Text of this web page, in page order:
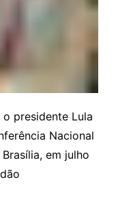
presidente Lula
Nacional
em julho